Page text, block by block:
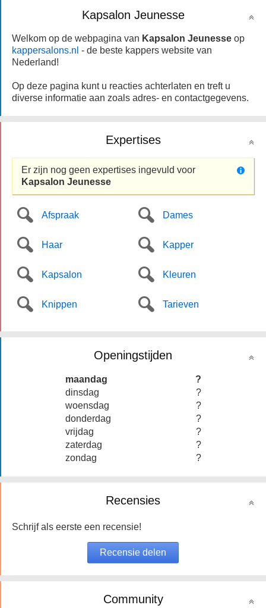
Kapsalon Jeunesse
Welkom op de webpagina van Kapsalon Jeunesse op
kappersalons.nl - de beste kappers website van
Nederland!
Op deze pagina kunt u reacties achterlaten en treft u
diverse informatie aan zoals adres- en contactgegevens.
Expertises
Er zijn nog geen expertises ingevuld voor
Kapsalon Jeunesse
Afspraak Dames
Haar Kapper
Kapsalon Kleuren
Knippen Tarieven
Openingstijden
maandag
?
dinsdag
?
woensdag
?
donderdag
?
vrijdag
?
zaterdag
?
zondag
?
Recensies
Schrijf als eerste een recensie!
Community